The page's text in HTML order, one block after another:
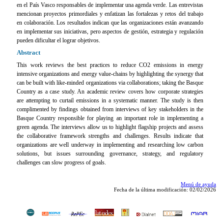
en el País Vasco responsables de implementar una agenda verde. Las entrevistas
mencionan proyectos primordiales y enfatizan las fortalezas y retos del trabajo
en colaboración. Los resultados indican que las organizaciones están avanzando
en implementar sus iniciativas, pero aspectos de gestión, estrategia y regulación
pueden dificultar el lograr objetivos.
Abstract
This work reviews the best practices to reduce CO2 emissions in energy
intensive organizations and energy value-chains by highlighting the synergy that
can be built with like-minded organizations via collaborations; taking the Basque
Country as a case study. An academic review covers how corporate strategies
are attempting to curtail emissions in a systematic manner. The study is then
complimented by findings obtained from interviews of key stakeholders in the
Basque Country responsible for playing an important role in implementing a
green agenda. The interviews allow us to highlight flagship projects and assess
the collaborative framework strengths and challenges. Results indicate that
organizations are well underway in implementing and researching low carbon
solutions, but issues surrounding governance, strategy, and regulatory
challenges can slow progress of goals.
Menú de ayuda
Fecha de la última modificación: 02/02/2026